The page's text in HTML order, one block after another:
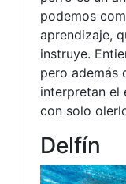
podemos
aprendizaje,
instruye.
pero además
interpretan el
con solo
Delfín